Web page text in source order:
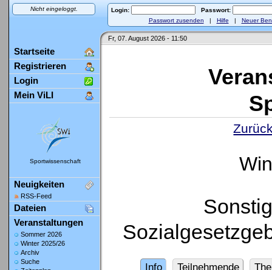
Nicht eingeloggt. Login:
Passwort:
Passwort zusenden | Hilfe | Neuer
Fr, 07. August 2026 - 11:50
Startseite
Registrieren
Login
Mein ViLI
Sportwissenschaft
Neuigkeiten
RSS-Feed
Dateien
Veranstaltungen
Sommer 2026
Winter 2025/26
Archiv
Suche
Info Teilnehmende